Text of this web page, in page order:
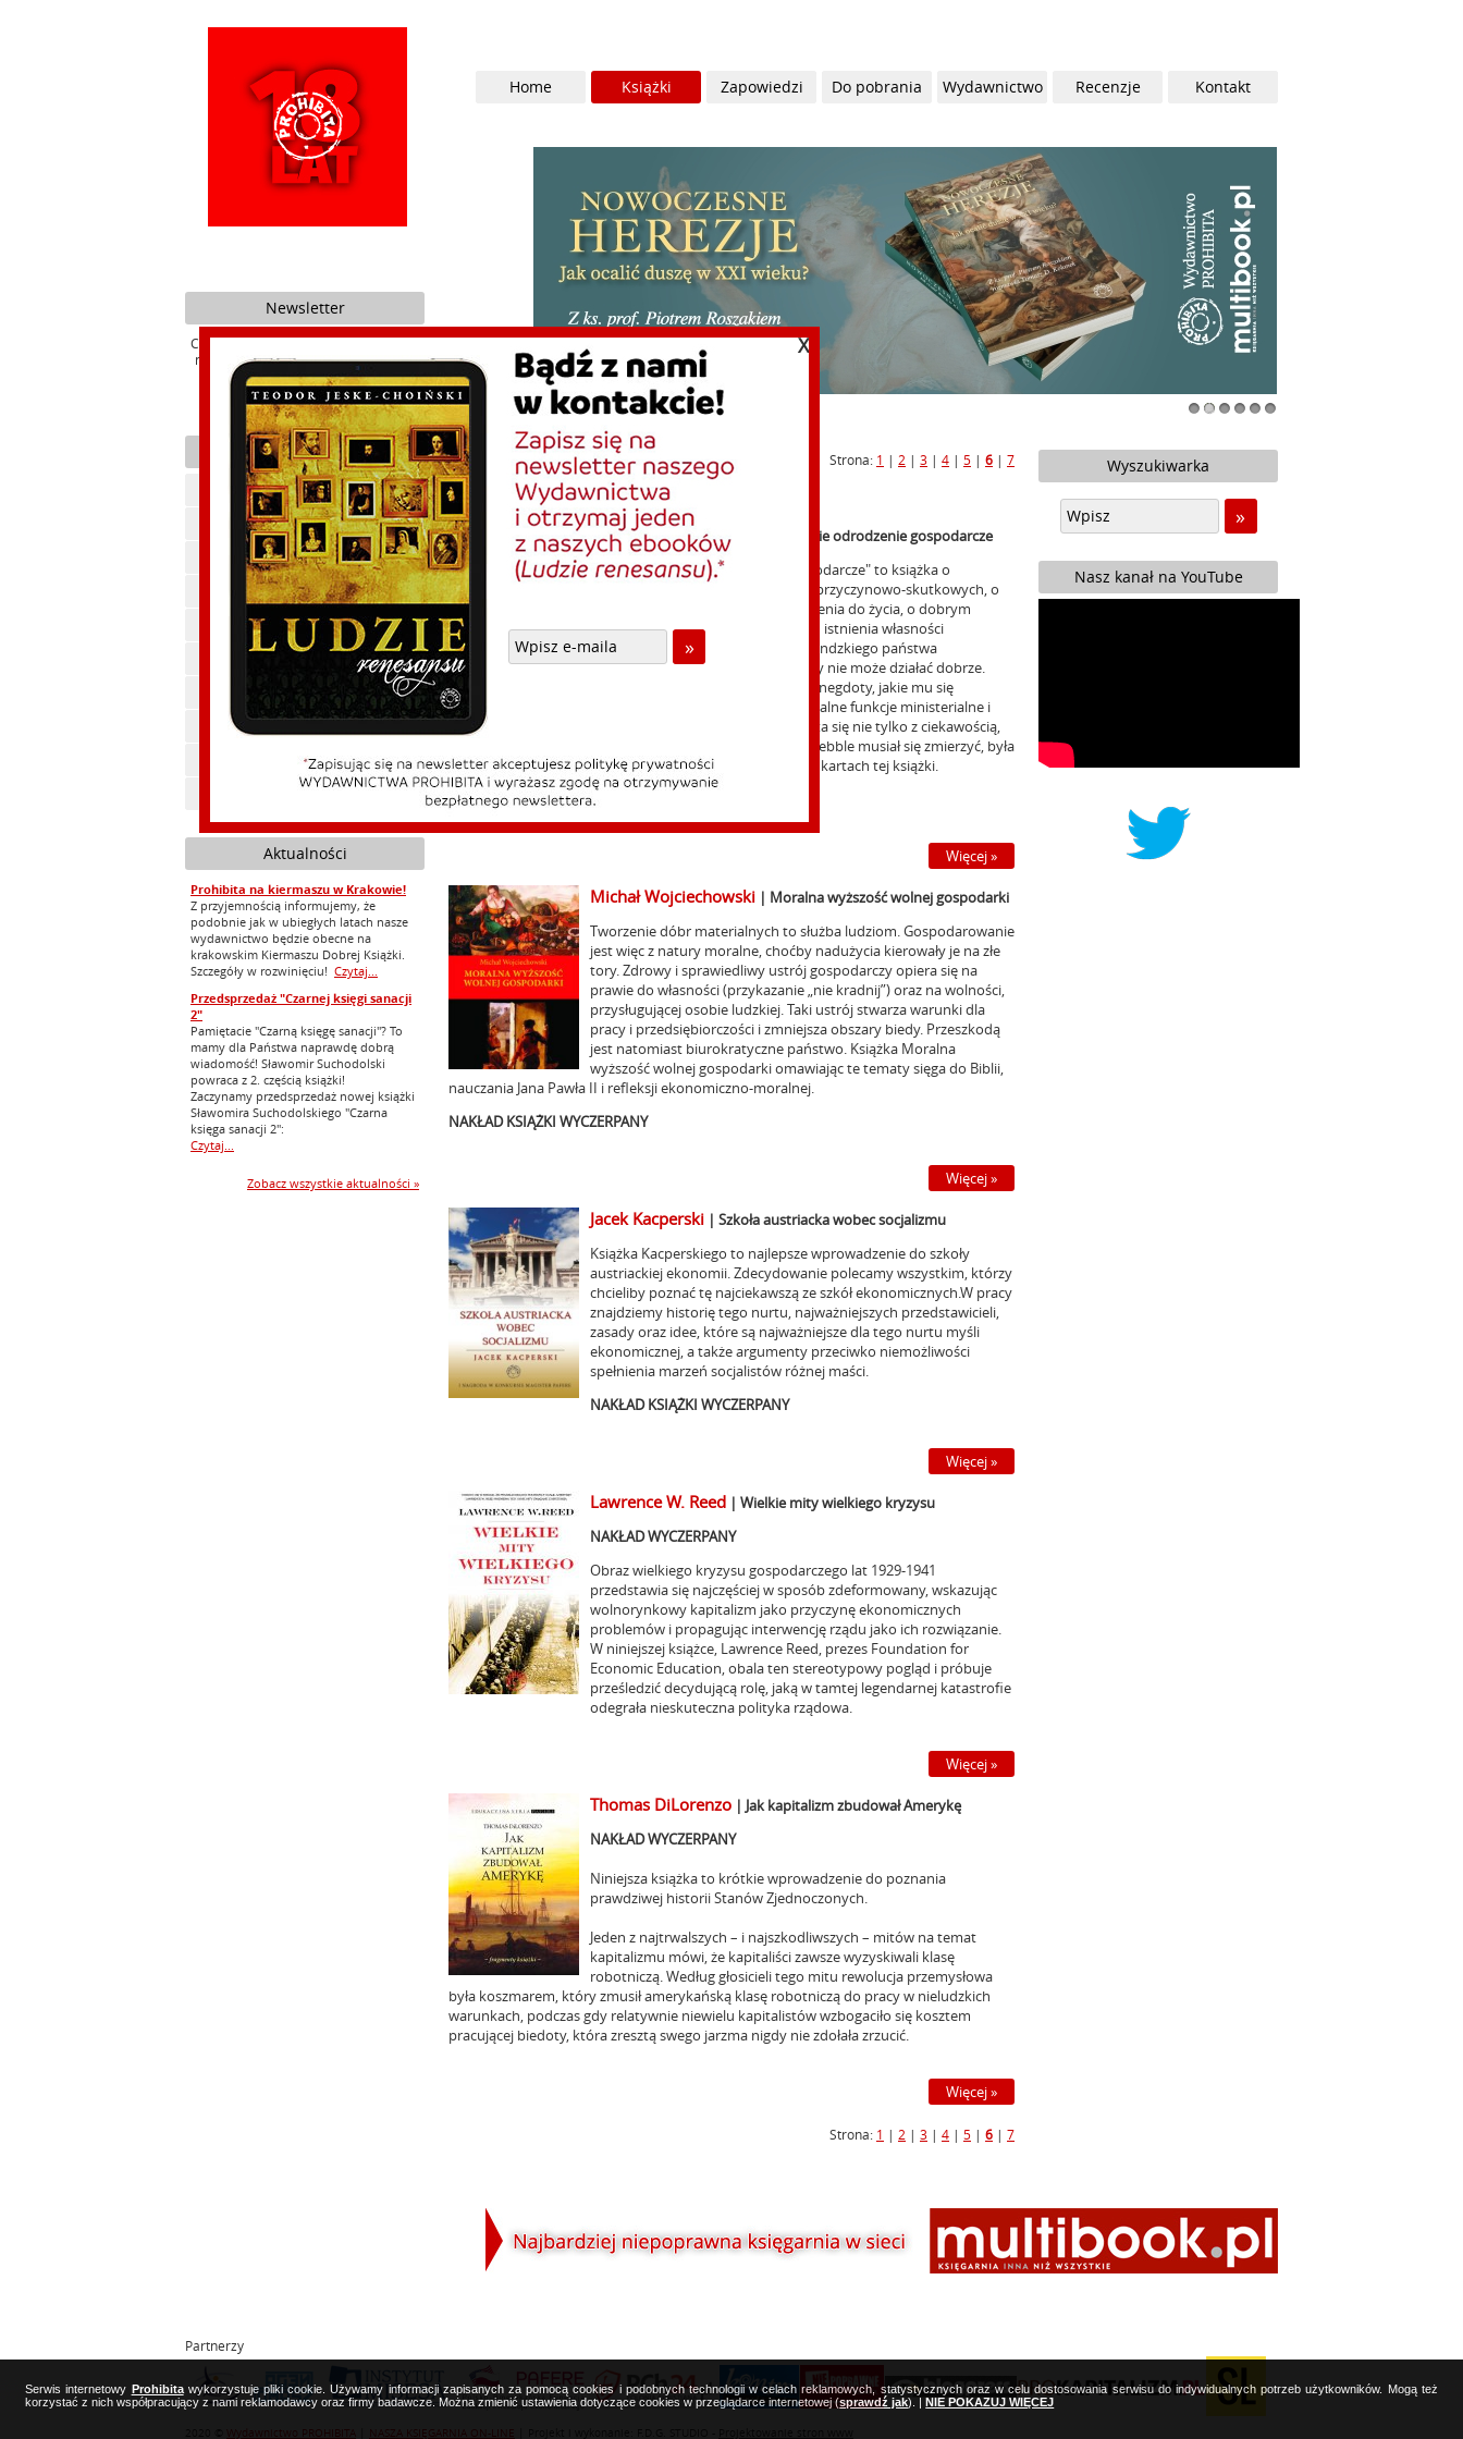
Newsletter
Chcesz być na bieżąco z promocjami i
nowościami naszego Wydawnictwa ?
Kategorie
Polityka, publicystyka
Historia
Ekonomia
Beletrystyka
Cywilizacja
Feliks Koneczny
Zdrowie
Ebooki
Audiobooki
Zapowiedzi
Aktualności
Prohibita na kiermaszu w Krakowie!
Z przyjemnością informujemy, że
podobnie jak w ubiegłych latach nasze
wydawnictwo będzie obecne na
krakowskim Kiermaszu Dobrej Książki.
Szczegóły w rozwinięciu! Czytaj...
Przedsprzedaż "Czarnej księgi sanacji
2"
Pamiętacie "Czarną księgę sanacji"? To
mamy dla Państwa naprawdę dobrą
wiadomość! Sławomir Suchodolski
powraca z 2. częścią książki!
Zaczynamy przedsprzedaż nowej książki
Sławomira Suchodolskiego "Czarna
księga sanacji 2":
Czytaj...
Zobacz wszystkie aktualności »
Kontakt
Recenzje
Wydawnictwo
Do pobrania
Zapowiedzi
Książki
Home
Strona: 1 | 2 | 3 | 4 | 5 | 6 | 7
Książki
Richard Prebble| Nowozelandzkie odrodzenie gospodarcze
"Nowozelandzkie odrodzenie gospodarcze" to książka o
wartościach, o ideach, o związkach przyczynowo-skutkowych, o
konieczności pozytywnego nastawienia do życia, o dobrym
przywództwie, o fatalnych skutkach istnienia własności
państwowej oraz o klęsce nowozelandzkiego państwa
opiekuńczego, które z definicji nigdy nie może działać dobrze.
Autor opowiada ciekawe historie i anegdoty, jakie mu się
przydarzyły kiedy pełnił odpowiedzialne funkcje ministerialne i
wnioski płynące z tych wydarzeń. Dzięki temu książkę czyta się nie tylko z ciekawością,
ale i z uśmiechem na ustach, bo liczba absurdów, z jaką Prebble musiał się zmierzyć, była
imponująco wielka. Jak sobie z tym poradził, opowiada na kartach tej książki.
NAKŁAD KSIĄŻKI WYCZERPANY
Więcej »
Michał Wojciechowski | Moralna wyższość wolnej gospodarki
Tworzenie dóbr materialnych to służba ludziom. Gospodarowanie
jest więc z natury moralne, choćby nadużycia kierowały je na złe
tory. Zdrowy i sprawiedliwy ustrój gospodarczy opiera się na
prawie do własności (przykazanie „nie kradnij”) oraz na wolności,
przysługującej osobie ludzkiej. Taki ustrój stwarza warunki dla
pracy i przedsiębiorczości i zmniejsza obszary biedy. Przeszkodą
jest natomiast biurokratyczne państwo. Książka Moralna
wyższość wolnej gospodarki omawiając te tematy sięga do Biblii,
nauczania Jana Pawła II i refleksji ekonomiczno-moralnej.
NAKŁAD KSIĄŻKI WYCZERPANY
Więcej »
Jacek Kacperski | Szkoła austriacka wobec socjalizmu
Książka Kacperskiego to najlepsze wprowadzenie do szkoły
austriackiej ekonomii. Zdecydowanie polecamy wszystkim, którzy
chcieliby poznać tę najciekawszą ze szkół ekonomicznych.W pracy
znajdziemy historię tego nurtu, najważniejszych przedstawicieli,
zasady oraz idee, które są najważniejsze dla tego nurtu myśli
ekonomicznej, a także argumenty przeciwko niemożliwości
spełnienia marzeń socjalistów różnej maści.
NAKŁAD KSIĄŻKI WYCZERPANY
Więcej »
Lawrence W. Reed | Wielkie mity wielkiego kryzysu
NAKŁAD WYCZERPANY
Obraz wielkiego kryzysu gospodarczego lat 1929-1941
przedstawia się najczęściej w sposób zdeformowany, wskazując
wolnorynkowy kapitalizm jako przyczynę ekonomicznych
problemów i propagując interwencję rządu jako ich rozwiązanie.
W niniejszej książce, Lawrence Reed, prezes Foundation for
Economic Education, obala ten stereotypowy pogląd i próbuje
prześledzić decydującą rolę, jaką w tamtej legendarnej katastrofie
odegrała nieskuteczna polityka rządowa.
Więcej »
Thomas DiLorenzo | Jak kapitalizm zbudował Amerykę
NAKŁAD WYCZERPANY
Niniejsza książka to krótkie wprowadzenie do poznania
prawdziwej historii Stanów Zjednoczonych.
Jeden z najtrwalszych – i najszkodliwszych – mitów na temat
kapitalizmu mówi, że kapitaliści zawsze wyzyskiwali klasę
robotniczą. Według głosicieli tego mitu rewolucja przemysłowa
była koszmarem, który zmusił amerykańską klasę robotniczą do pracy w nieludzkich
warunkach, podczas gdy relatywnie niewielu kapitalistów wzbogaciło się kosztem
pracującej biedoty, która zresztą swego jarzma nigdy nie zdołała zrzucić.
Więcej »
Strona: 1 | 2 | 3 | 4 | 5 | 6 | 7
Wyszukiwarka
Nasz kanał na YouTube
Serwis internetowy Prohibitawykorzystuje pliki cookie. Używamy informacji zapisanych za pomocą cookies i podobnych technologii w celach reklamowych, statystycznych oraz w celu dostosowania serwisu do indywidualnych potrzeb użytkowników. Mogą też
korzystać z nich współpracujący z nami reklamodawcy oraz firmy badawcze. Można zmienić ustawienia dotyczące cookies w przeglądarce internetowej (sprawdź jak). |NIE POKAZUJ WIĘCEJ
X
Partnerzy
Wydawnictwo PROHIBITA NASZA KSIĘGARNIA ON-LINE